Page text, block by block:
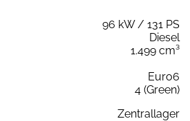
96 kW / 131 PS
Diesel
1.499 cm³
Euro6
4 (Green)
Zentrallager